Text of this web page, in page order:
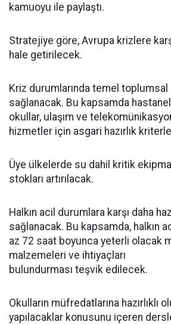
kamuoyu ile paylaştı.
Stratejiye göre, Avrupa krizlere
hale getirilecek.
Kriz durumlarında temel toplumsal
sağlanacak. Bu kapsamda
okullar, ulaşım ve
hizmetler için asgari hazırlık
Üye ülkelerde su dahil kritik
stokları artırılacak.
Halkın acil durumlara karşı daha
sağlanacak. Bu kapsamda, halkın
az 72 saat boyunca yeterli olacak
malzemeleri ve ihtiyaçları
bulundurması teşvik edilecek.
Okulların müfredatlarına hazırlıklı
yapılacaklar konusunu içeren